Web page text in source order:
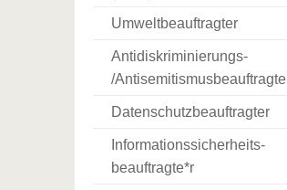
Umweltbeauftragter
Antidiskriminierungs-
/Antisemitismusbeauftragte
Datenschutzbeauftragter
Informationssicherheits-
beauftragte*r